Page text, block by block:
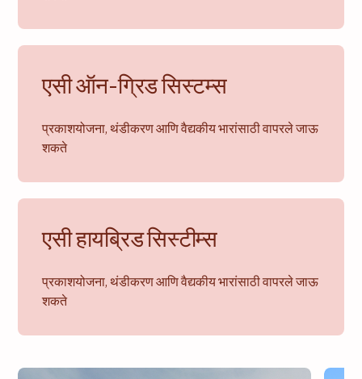
एसी ऑन-ग्रिड सिस्टम्स
प्रकाशयोजना, थंडीकरण आणि वैद्यकीय भारांसाठी वापरले जाऊ
शकते
एसी हायब्रिड सिस्टीम्स
प्रकाशयोजना, थंडीकरण आणि वैद्यकीय भारांसाठी वापरले जाऊ
शकते